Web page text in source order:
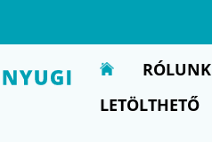
RÓLUNK
LETÖLTHETŐ